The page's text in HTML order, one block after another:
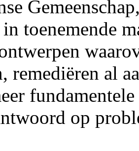
toenemende
remediëren al
op